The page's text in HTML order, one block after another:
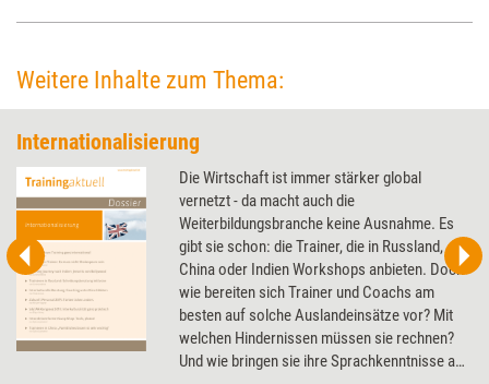
Weitere Inhalte zum Thema:
Internationalisierung
Die Wirtschaft ist immer stärker global
vernetzt - da macht auch die
Weiterbildungsbranche keine Ausnahme. Es
gibt sie schon: die Trainer, die in Russland,
China oder Indien Workshops anbieten. Doch
wie bereiten sich Trainer und Coachs am
besten auf solche Auslandeinsätze vor? Mit
welchen Hindernissen müssen sie rechnen?
Und wie bringen sie ihre Sprachkenntnisse auf